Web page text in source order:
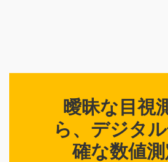
曖昧な目視
ら、デジタ
確な数値